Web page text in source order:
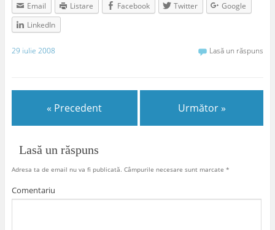
Email Listare Facebook Twitter
Google
LinkedIn
29 iulie 2008 Lasă un răspuns
« Precedent Următor »
Lasă un răspuns
Adresa ta de email nu va fi publicată. Câmpurile necesare sunt marcate *
Comentariu